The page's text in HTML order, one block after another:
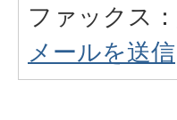
ファックス：
メールを送信